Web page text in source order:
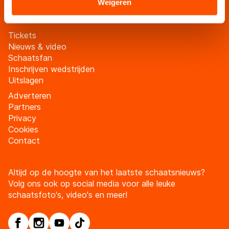
landen buiten de EU, zoals de VS, waar mogelijk geen
adequaat beschermingsniveau geldt volgens de GDPR.
Door op ‘Toestaan’ te klikken, stemt u in met deze
overdracht. Meer informatie vindt u in ons
Weigeren
Tickets
Nieuws & video
Schaatsfan
Inschrijven wedstrijden
Uitslagen
Adverteren
Partners
Privacy
Cookies
Contact
Altijd op de hoogte van het laatste schaatsnieuws?
Volg ons ook op social media voor alle leuke
schaatsfoto's, video's en meer!